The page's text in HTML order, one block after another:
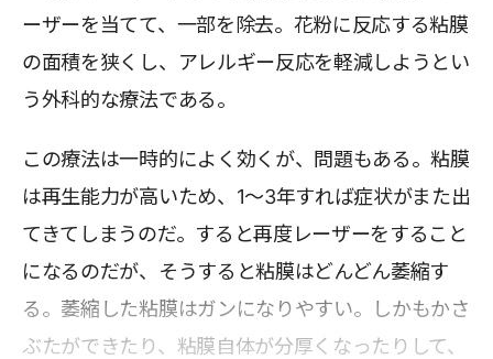
ーザーを当てて、一部を除去。花粉に反応する粘膜
の面積を狭くし、アレルギー反応を軽減しようとい
う外科的な療法である。
この療法は一時的によく効くが、問題もある。粘膜
は再生能力が高いため、1～3年すれば症状がまた出
てきてしまうのだ。すると再度レーザーをすること
になるのだが、そうすると粘膜はどんどん萎縮す
る。萎縮した粘膜はガンになりやすい。しかもかさ
ぶたができたり、粘膜自体が分厚くなったりして、